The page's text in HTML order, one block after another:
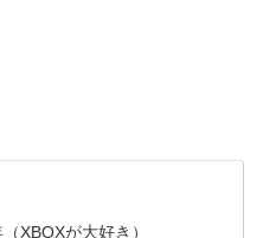
XBOXが大好き）